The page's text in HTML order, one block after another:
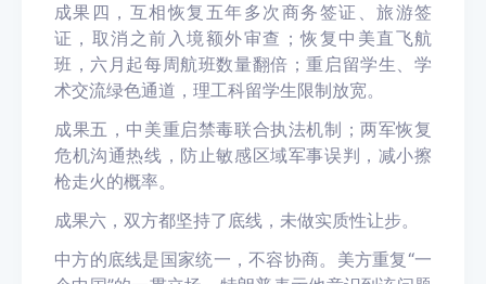
成果四，互相恢复五年多次商务签证、旅游签
证，取消之前入境额外审查；恢复中美直飞航
班，六月起每周航班数量翻倍；重启留学生、学
术交流绿色通道，理工科留学生限制放宽。
成果五，中美重启禁毒联合执法机制；两军恢复
危机沟通热线，防止敏感区域军事误判，减小擦
枪走火的概率。
成果六，双方都坚持了底线，未做实质性让步。
中方的底线是国家统一，不容协商。美方重复“一